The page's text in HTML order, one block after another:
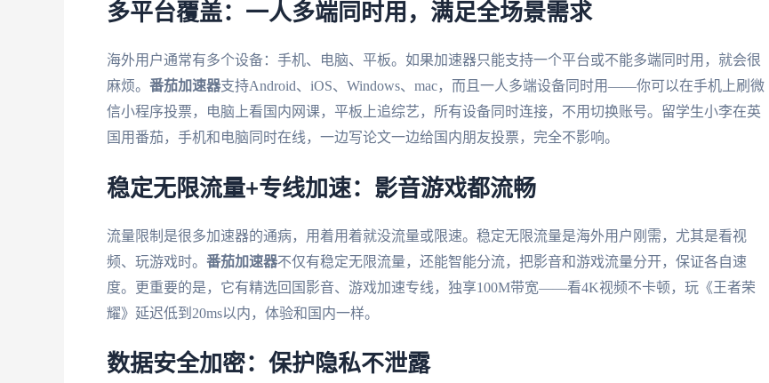
多平台覆盖：一人多端同时用，满足全场景需求
海外用户通常有多个设备：手机、电脑、平板。如果加速器只能支持一个平台或不能多端同时用，就会很
麻烦。 番茄加速器支持Android、iOS、Windows、mac，而且一人多端设备同时用——你可以在手机上刷微
信小程序投票，电脑上看国内网课，平板上追综艺，所有设备同时连接，不用切换账号。留学生小李在英
国用番茄，手机和电脑同时在线，一边写论文一边给国内朋友投票，完全不影响。
稳定无限流量+专线加速：影音游戏都流畅
流量限制是很多加速器的通病，用着用着就没流量或限速。稳定无限流量是海外用户刚需，尤其是看视
频、玩游戏时。 番茄加速器不仅有稳定无限流量，还能智能分流，把影音和游戏流量分开，保证各自速
度。更重要的是，它有精选回国影音、游戏加速专线，独享100M带宽——看4K视频不卡顿，玩《王者荣
耀》延迟低到20ms以内，体验和国内一样。
数据安全加密：保护隐私不泄露